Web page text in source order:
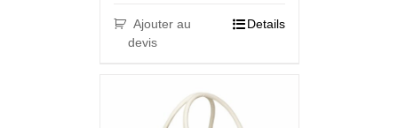
Ajouter au
devis
Details